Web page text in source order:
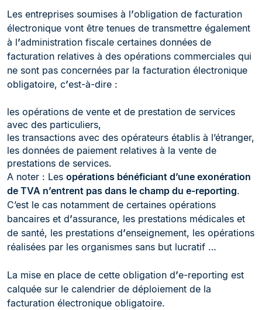
Les entreprises soumises à l’obligation de facturation
électronique vont être tenues de transmettre également
à l’administration fiscale certaines données de
facturation relatives à des opérations commerciales qui
ne sont pas concernées par la facturation électronique
obligatoire, c’est-à-dire :
les opérations de vente et de prestation de services
avec des particuliers,
les transactions avec des opérateurs établis à l’étranger,
les données de paiement relatives à la vente de
prestations de services.
A noter : Les opérations bénéficiant d’une exonération
de TVA n’entrent pas dans le champ du e-reporting.
C’est le cas notamment de certaines opérations
bancaires et d’assurance, les prestations médicales et
de santé, les prestations d’enseignement, les opérations
réalisées par les organismes sans but lucratif …
La mise en place de cette obligation d’e-reporting est
calquée sur le calendrier de déploiement de la
facturation électronique obligatoire.